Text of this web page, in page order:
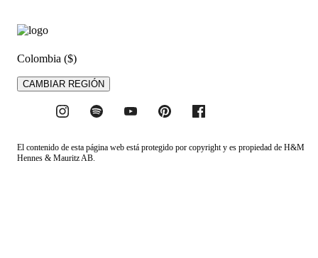
Colombia ($)
CAMBIAR REGIÓN
El contenido de esta página web está protegido por copyright y es propiedad de H&M
Hennes & Mauritz AB.